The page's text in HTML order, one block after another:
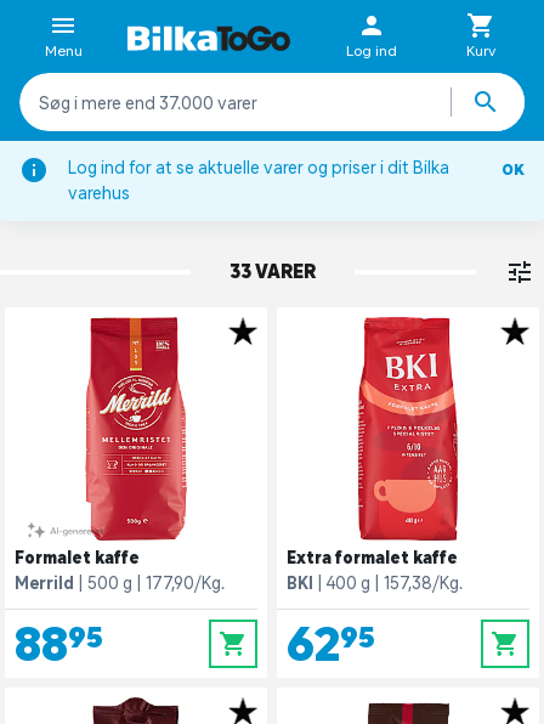
Log ind for at se aktuelle varer og priser i dit Bilka
varehus
OK
Menu Log ind Kurv
Kaffe
FORMALET KAFFE
33 VARER
Formalet kaffe
Merrild
500 g 177,90/Kg.
88,95 0
Extra formalet kaffe
BKI
400 g 157,38/Kg.
62,95 0